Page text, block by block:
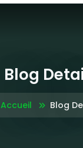
Blog
Accueil Blog